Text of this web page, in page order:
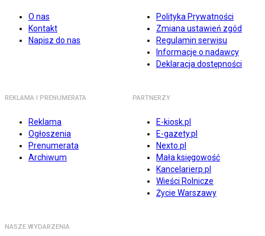
O nas
Kontakt
Napisz do nas
Polityka Prywatności
Zmiana ustawień zgód
Regulamin serwisu
Informacje o nadawcy
Deklaracja dostępności
REKLAMA I PRENUMERATA
Reklama
Ogłoszenia
Prenumerata
Archiwum
PARTNERZY
E-kiosk.pl
E-gazety.pl
Nexto.pl
Mała księgowość
Kancelarierp.pl
Wieści Rolnicze
Życie Warszawy
NASZE WYDARZENIA